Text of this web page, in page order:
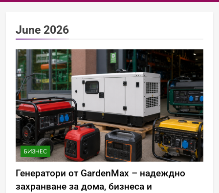
June 2026
БИЗНЕС
Генератори от GardenMax – надеждно
захранване за дома, бизнеса и